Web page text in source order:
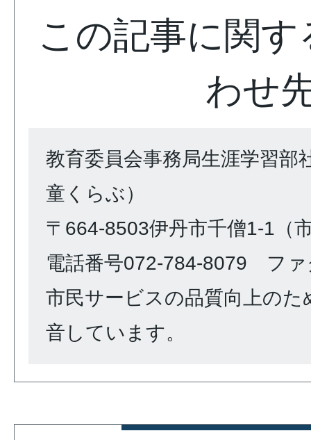
この記事に関
わせ
教育委員会事務局生涯学習部
童くらぶ）
〒664-8503伊丹市千僧1-1（
電話番号072-784-8079 ファ
市民サービスの品質向上のた
音しています。